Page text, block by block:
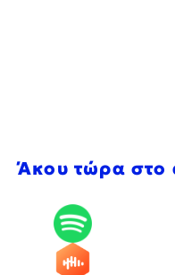
Άκου τώρα στο